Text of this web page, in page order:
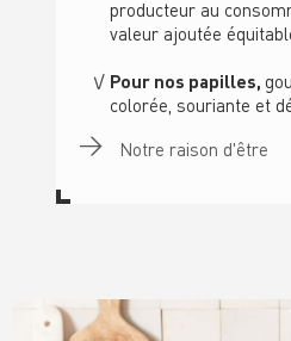
producteur au
valeur ajoutée
Pour nos papilles,
colorée, souriante et
Notre raison d'être